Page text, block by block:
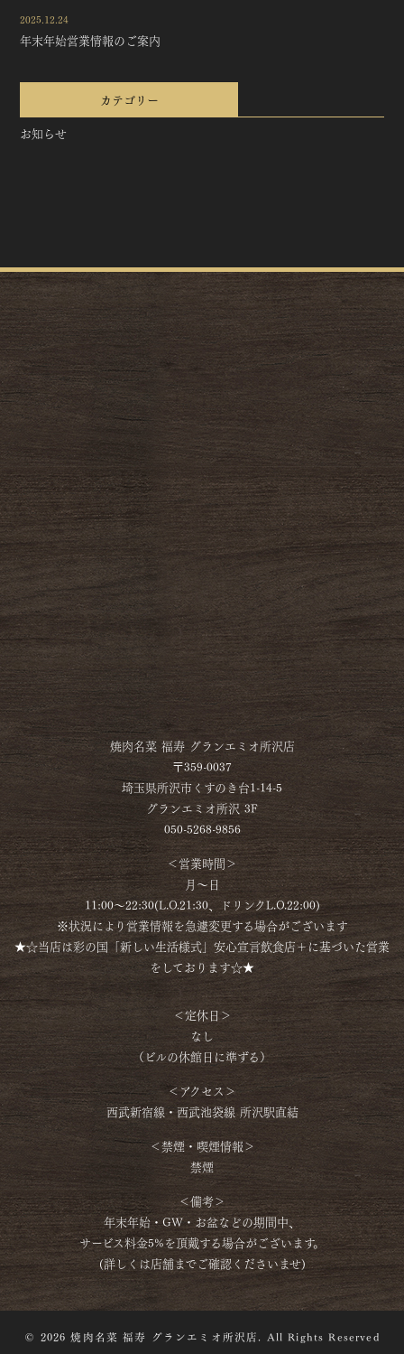
2025.12.24
年末年始営業情報のご案内
カテゴリー
お知らせ
焼肉名菜 福寿 グランエミオ所沢店
〒359-0037
埼玉県所沢市くすのき台1-14-5
グランエミオ所沢 3F
050-5268-9856
＜営業時間＞
月～日
11:00～22:30(L.O.21:30、ドリンクL.O.22:00)
※状況により営業情報を急遽変更する場合がございます
★☆当店は彩の国「新しい生活様式」安心宣言飲食店＋に基づいた営業
をしております☆★
＜定休日＞
なし
（ビルの休館日に準ずる）
＜アクセス＞
西武新宿線・西武池袋線 所沢駅直結
＜禁煙・喫煙情報＞
禁煙
＜備考＞
年末年始・GW・お盆などの期間中、
サービス料金5%を頂戴する場合がございます。
(詳しくは店舗までご確認くださいませ)
© 2026 焼肉名菜 福寿 グランエミオ所沢店. All Rights Reserved